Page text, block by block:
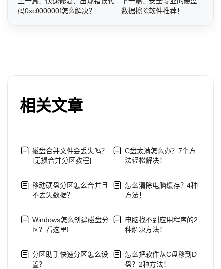
码0xc000000f怎么解决？
数据擦除软件推荐！
相关文章
磁盘合并文件会丢失吗？
[无损合并分区教程]
移动硬盘分区怎么合并且
不丢失数据？
Windows怎么创建磁盘分
区？看这里!
分区助手快速分区怎么设
置？
C盘太满怎么办？7个方
法轻松解决！
怎么清除电脑缓存？4种
方法！
电脑找不到应用程序的2
种解决方法！
怎么把软件从C盘移到D
盘？2种方法！